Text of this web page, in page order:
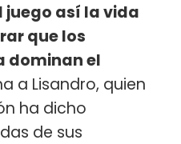
juego así la vida
que los
dominan el
a Lisandro, quien
ha dicho
de sus